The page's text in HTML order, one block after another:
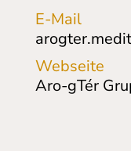
E-Mail
Webseite
Aro-gTér